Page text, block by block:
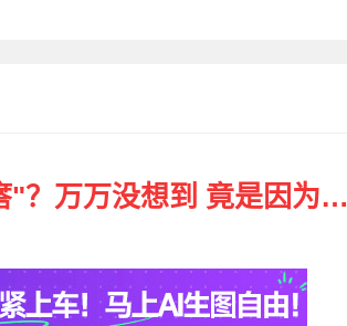
"？万万没想到 竟是因为…